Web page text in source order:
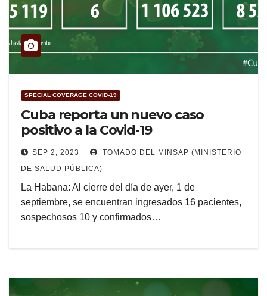
SPECIAL COVERAGE COVID-19
Cuba reporta un nuevo caso
positivo a la Covid-19
SEP 2, 2023
TOMADO DEL MINSAP (MINISTERIO
DE SALUD PÚBLICA)
La Habana: Al cierre del día de ayer, 1 de
septiembre, se encuentran ingresados 16 pacientes,
sospechosos 10 y confirmados…